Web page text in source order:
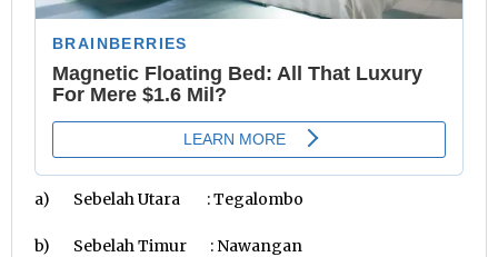
a) Sebelah Utara : Tegalombo
b) Sebelah Timur : Nawangan